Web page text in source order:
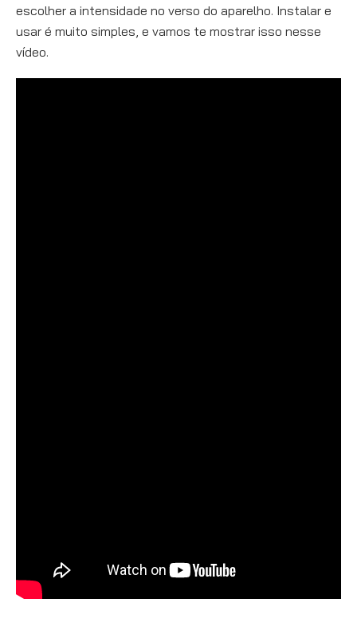
escolher a intensidade no verso do aparelho. Instalar e
usar é muito simples, e vamos te mostrar isso nesse
vídeo.